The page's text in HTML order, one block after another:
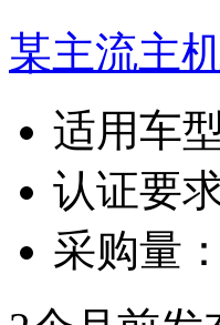
某主流主
适用车型
认证要求
采购量：